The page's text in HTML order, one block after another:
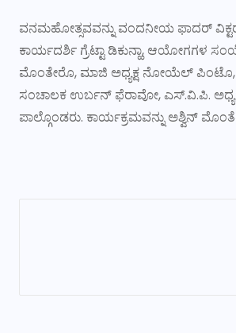
ವನಮಹೋತ್ಸವವನ್ನು ವಂದನೀಯ ಫಾದರ್
ಕಾರ್ಯದರ್ಶಿ ಗ್ರೆಟ್ಟಾ ಡಿಕುನ್ಹಾ, ಆಯೋಗಗಳ
ಮೊಂತೇರೊ, ಮಾಜಿ ಅಧ್ಯಕ್ಷ ನೋಯೆಲ್
ಸಂಚಾಲಕ ಉರ್ಬನ್ ಫೆರಾವೋ, ಎಸ್.ವಿ.ಪಿ. ಅಧ್ಯಕ್ಷ
ಪಾಲ್ಗೊಂಡರು. ಕಾರ್ಯಕ್ರಮವನ್ನು ಅಶ್ವಿನ್